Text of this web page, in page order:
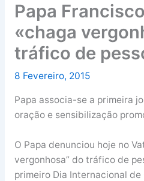
Papa
«chaga
tráfico de
8 Fevereiro, 2015
Papa associa-se a primeira
oração e sensibilização
O Papa denunciou hoje no
vergonhosa” do tráfico de
primeiro Dia Internacional